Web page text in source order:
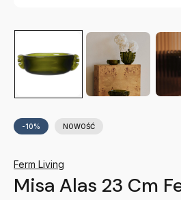
-10% NOWOŚĆ
Ferm Living
Misa Alas 23 Cm